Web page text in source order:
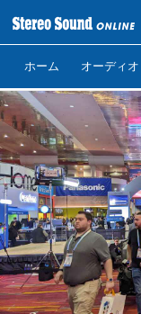
ホーム オーディオ